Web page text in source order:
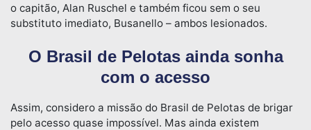
o capitão, Alan Ruschel e também ficou sem o seu
substituto imediato, Busanello – ambos lesionados.
O Brasil de Pelotas ainda sonha
com o acesso
Assim, considero a missão do Brasil de Pelotas de brigar
pelo acesso quase impossível. Mas ainda existem